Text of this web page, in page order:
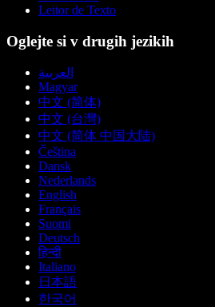
Leitor de Texto
Oglejte si v drugih jezikih
العربية
Magyar
中文 (简体)
中文 (台灣)
中文 (简体 中国大陆)
Čeština
Dansk
Nederlands
English
Français
Suomi
Deutsch
हिन्दी
Italiano
日本語
한국어